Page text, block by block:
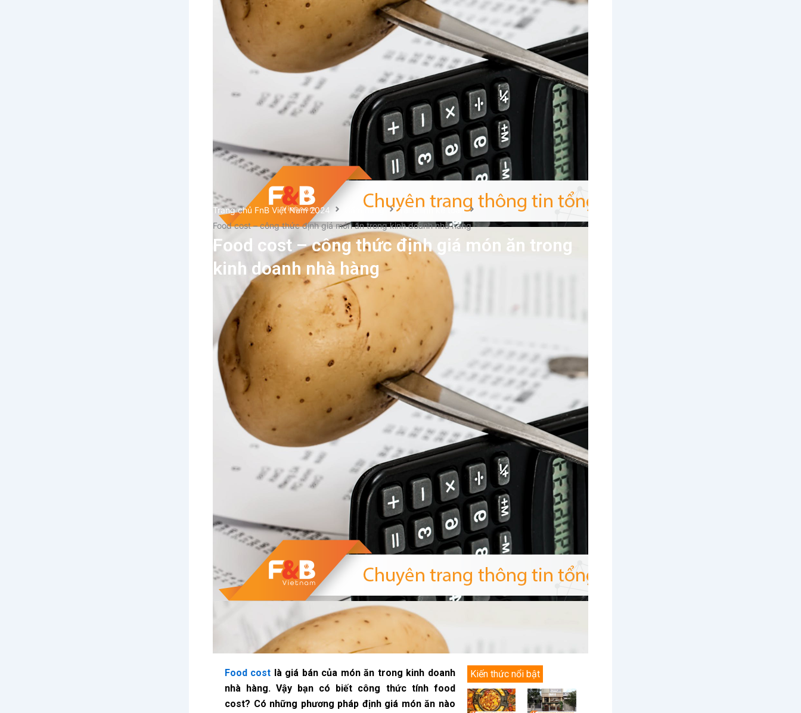
Trang chủ FnB Việt Nam 2024 Cẩm nang
Tài chính kế toán
Food cost – công thức định giá món ăn trong kinh doanh nhà hàng
Food cost – công thức định giá món ăn trong
kinh doanh nhà hàng
Food cost là giá bán của món ăn trong kinh doanh
nhà hàng. Vậy bạn có biết công thức tính food
cost? Có những phương pháp định giá món ăn nào
Kiến thức nổi bật